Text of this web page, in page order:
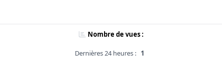
Nombre de vues :
Dernières 24 heures : 1